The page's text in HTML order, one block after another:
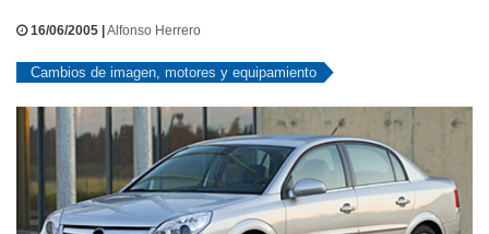
16/06/2005 | Alfonso Herrero
Cambios de imagen, motores y equipamiento